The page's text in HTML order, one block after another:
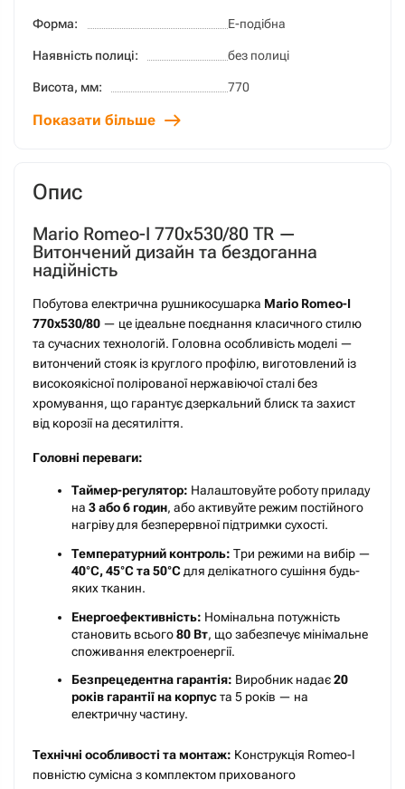
Форма: E-подібна
Наявність полиці: без полиці
Висота, мм: 770
Показати більше
Опис
Mario Romeo-І 770х530/80 TR —
Витончений дизайн та бездоганна
надійність
Побутова електрична рушникосушарка Mario Romeo-І
770х530/80 — це ідеальне поєднання класичного стилю
та сучасних технологій. Головна особливість моделі —
витончений стояк із круглого профілю, виготовлений із
високоякісної полірованої нержавіючої сталі без
хромування, що гарантує дзеркальний блиск та захист
від корозії на десятиліття.
Головні переваги:
Таймер-регулятор: Налаштовуйте роботу приладу
на3 або 6 годин, або активуйте режим постійного
нагріву для безперервної підтримки сухості.
Температурний контроль: Три режими на вибір —
40°С, 45°С та 50°С для делікатного сушіння будь-
яких тканин.
Енергоефективність: Номінальна потужність
становить всього80 Вт, що забезпечує мінімальне
споживання електроенергії.
Безпрецедентна гарантія: Виробник надає20
років гарантії на корпуста 5 років — на
електричну частину.
Технічні особливості та монтаж: Конструкція Romeo-І
повністю сумісна з комплектом прихованого